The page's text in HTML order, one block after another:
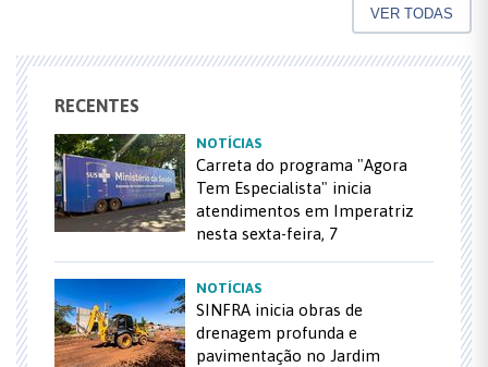
VER TODAS
RECENTES
NOTÍCIAS
Carreta do programa "Agora
Tem Especialista" inicia
atendimentos em Imperatriz
nesta sexta-feira, 7
NOTÍCIAS
SINFRA inicia obras de
drenagem profunda e
pavimentação no Jardim